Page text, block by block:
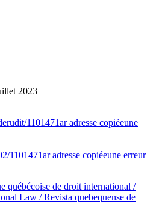
2023
1101471aradresse copiéeune
1101471aradresse copiéeune erreur
québécoise de droit international /
Law / Revista quebequense de